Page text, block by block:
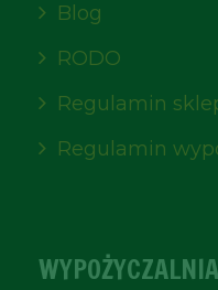
Blog
RODO
Regulamin
Regulamin
WYPOŻYCZALNIA